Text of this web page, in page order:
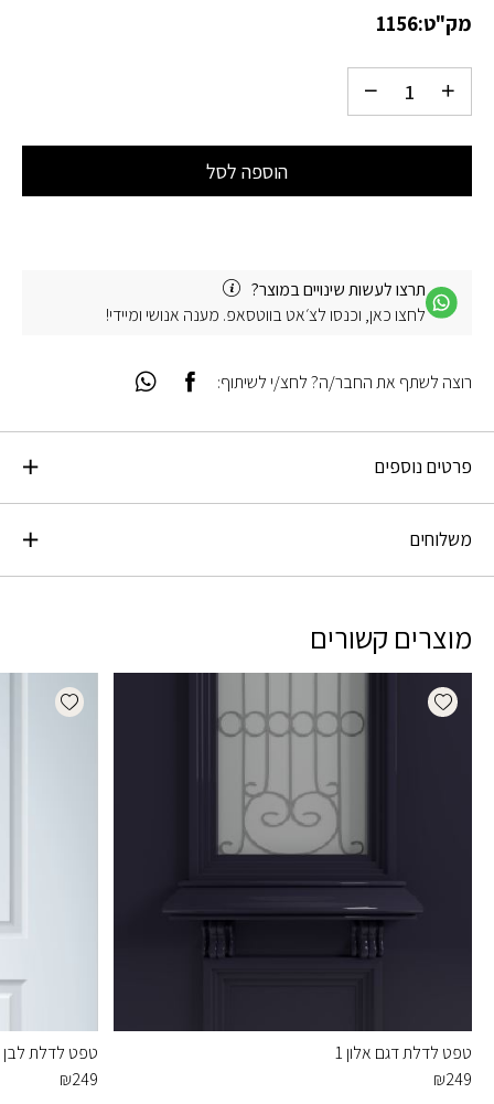
מק"ט:1156
הוספה לסל
תרצו לעשות שינויים במוצר?
לחצו כאן, וכנסו לצ׳אט בווטסאפ. מענה אנושי ומיידי!
פרטים נוספים
משלוחים
רוצה לשתף את החבר/ה? לחצ/י לשיתוף:
מוצרים קשורים
Add wishlist
טפט לדלת דגם אלון 1
₪249
wishlist
טפט לדלת לבן
₪249